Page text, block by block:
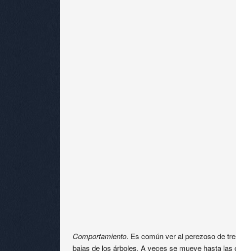
Comportamiento. Es común ver al perezoso de
bajas de los árboles. A veces se mueve hasta